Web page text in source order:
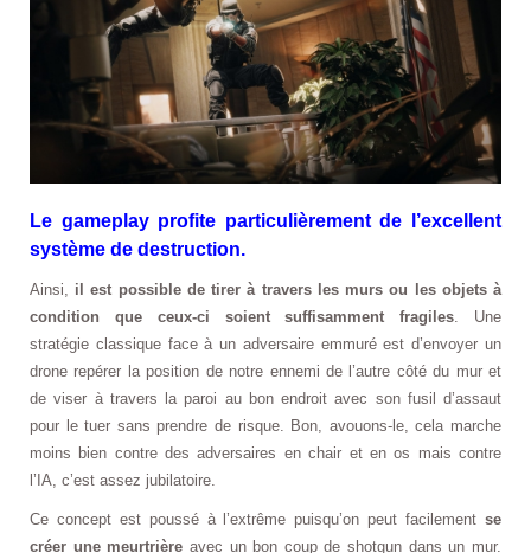
Le gameplay profite particulièrement de l’excellent
système de destruction.
Ainsi, il est possible de tirer à travers les murs ou les objets à
condition que ceux-ci soient suffisamment fragiles. Une
stratégie classique face à un adversaire emmuré est d’envoyer un
drone repérer la position de notre ennemi de l’autre côté du mur et
de viser à travers la paroi au bon endroit avec son fusil d’assaut
pour le tuer sans prendre de risque. Bon, avouons-le, cela marche
moins bien contre des adversaires en chair et en os mais contre
l’IA, c’est assez jubilatoire.
Ce concept est poussé à l’extrême puisqu’on peut facilement se
créer une meurtrière avec un bon coup de shotgun dans un mur.